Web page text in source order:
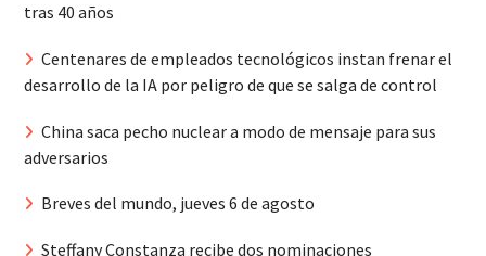
tras 40 años
Centenares de empleados tecnológicos instan frenar el
desarrollo de la IA por peligro de que se salga de control
China saca pecho nuclear a modo de mensaje para sus
adversarios
Breves del mundo, jueves 6 de agosto
Steffany Constanza recibe dos nominaciones